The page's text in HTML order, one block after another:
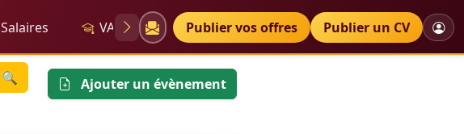
Salaires VAE Diplômes Petites annonces
Publier vos offres Publier un CV
🔍 Ajouter un évènement